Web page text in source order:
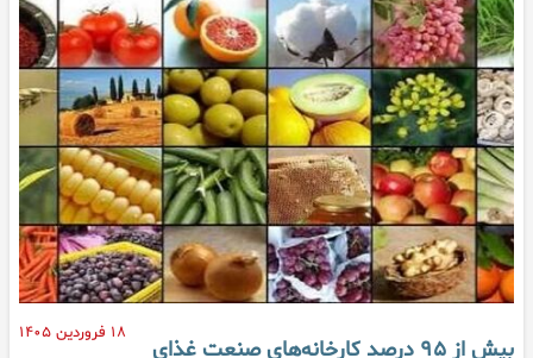
۱۸ فروردین ۱۴۰۵
بیش از ۹۵ درصد کارخانه‌های صنعت غذای